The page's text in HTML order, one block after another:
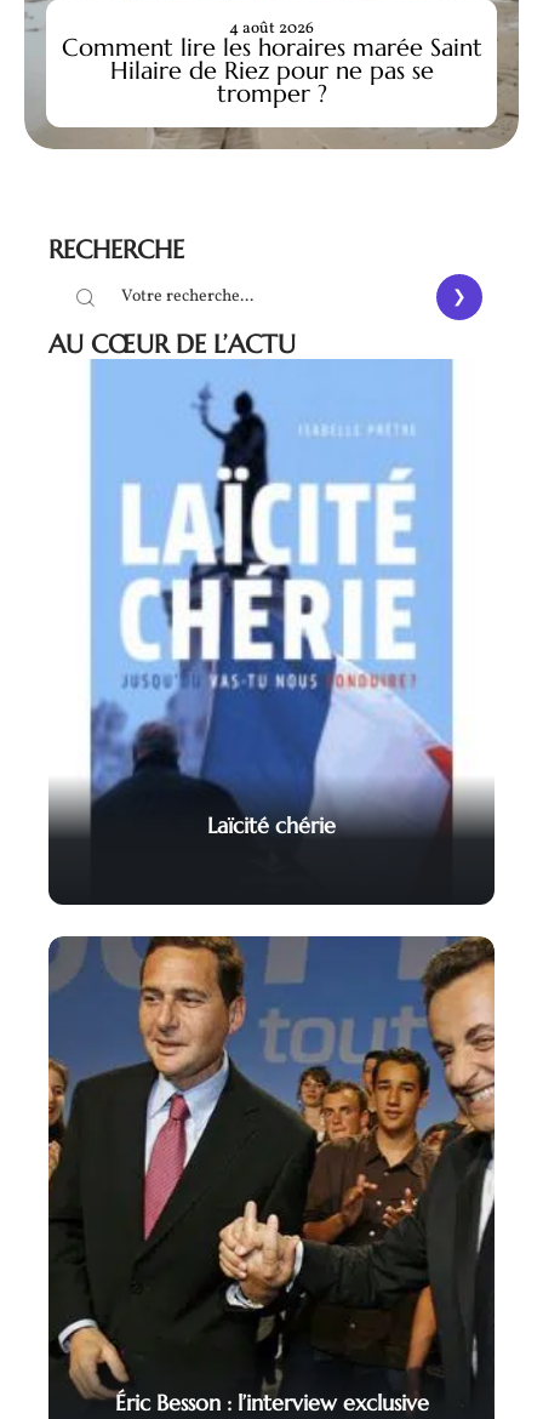
Comment lire les horaires marée Saint
Hilaire de Riez pour ne pas se
tromper ?
4 août 2026
RECHERCHE
AU CŒUR DE L’ACTU
Laïcité chérie
Éric Besson : l’interview exclusive